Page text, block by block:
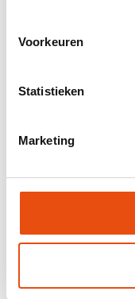
Voorkeuren
Statistieken
Marketing
Kostenloses
Angebot
Muster
Wollen Sie günstige